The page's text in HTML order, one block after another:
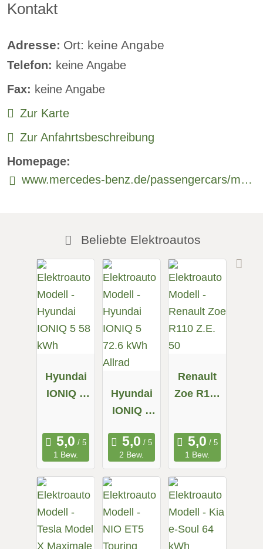
Klimaautomatik:
Lederlenkrad:
verfügbar
Standheizung:
verfügbar
Sprachsteuerung:
Rückfahrkamera
Sitzheizung vorne:
verfügbar
Sitzheizung hinten:
Kontakt
Adresse: Ort: keine Angabe
Telefon: keine Angabe
Fax: keine Angabe
Zur Karte
Zur Anfahrtsbeschreibung
Homepage:
www.mercedes-benz.de/passengercars/models/saloon/eqe/overview.html
Beliebte Elektroautos
Hyundai
IONIQ 5
1 Bew.
Hyundai
IONIQ 5
Allrad
2 Bew.
Renault
Zoe R110
1 Bew.